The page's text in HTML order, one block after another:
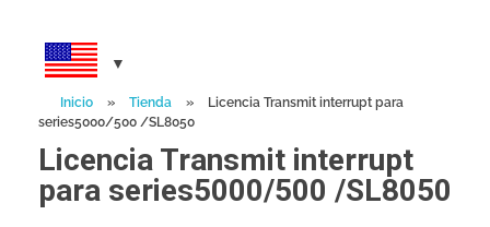
Inicio » Tienda »
Licencia Transmit interrupt para
series5000/500 /SL8050
Licencia Transmit interrupt
para series5000/500 /SL8050